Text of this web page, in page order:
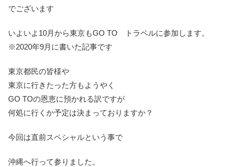
でございます
いよいよ10月から東京もGO TO トラベルに参加します。
※2020年9月に書いた記事です
東京都民の皆様や
東京に行きたった方もようやく
GO TOの恩恵に預かれる訳ですが
何処に行くか予定は決まっておりますか？
今回は直前スペシャルという事で
沖縄へ行って参りました。